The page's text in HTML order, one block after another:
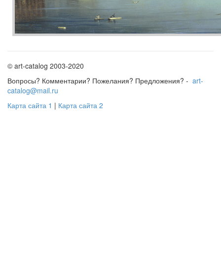
© art-catalog 2003-2020
Вопросы? Комментарии? Пожелания? Предложения? - art-
catalog@mail.ru
Карта сайта 1 | Карта сайта 2